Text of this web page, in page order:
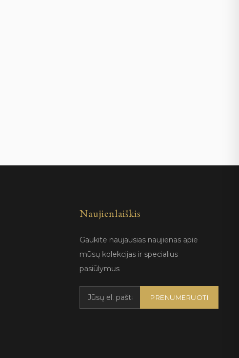
Naujienlaiškis
Gaukite naujausias naujienas apie
mūsų kolekcijas ir specialius
pasiūlymus
PRENUMERUOTI